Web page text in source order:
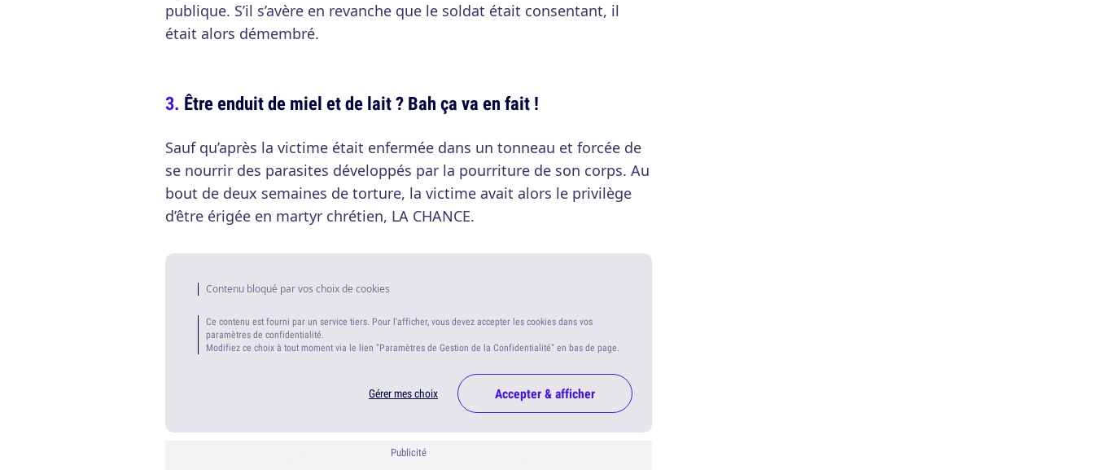
publique. S’il s’avère en revanche que le soldat était consentant, il
était alors démembré.
Être enduit de miel et de lait ? Bah ça va en fait !
Sauf qu’après la victime était enfermée dans un tonneau et forcée de
se nourrir des parasites développés par la pourriture de son corps. Au
bout de deux semaines de torture, la victime avait alors le privilège
d’être érigée en martyr chrétien, LA CHANCE.
Contenu bloqué par vos choix de cookies
Ce contenu est fourni par un service tiers. Pour l'afficher, vous devez accepter les cookies dans vos
paramètres de confidentialité.
Modifiez ce choix à tout moment via le lien "Paramètres de Gestion de la Confidentialité" en bas de page.
Gérer mes choix Accepter & afficher
Publicité